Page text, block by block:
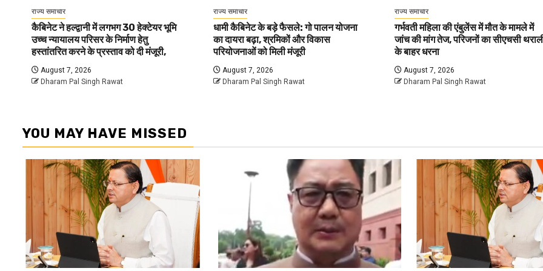
राज्य समाचार
कैबिनेट ने हल्द्वानी में लगभग 30 हेक्टेयर भूमि
उच्च न्यायालय परिसर के निर्माण हेतु
हस्तांतरित करने के प्रस्ताव को दी मंजूरी,
August 7, 2026
Dharam Pal Singh Rawat
राज्य समाचार
धामी कैबिनेट के बड़े फैसले: गो पालन योजना
का दायरा बढ़ा, श्रमिकों और विकास
परियोजनाओं को मिली मंजूरी
August 7, 2026
Dharam Pal Singh Rawat
राज्य समाचार
गर्भवती महिला की एंबुलेंस में मौत के मामले में
जांच की मांग तेज, परिजनों का सीएचसी
के बाहर धरना
August 7, 2026
Dharam Pal Singh Rawat
YOU MAY HAVE MISSED